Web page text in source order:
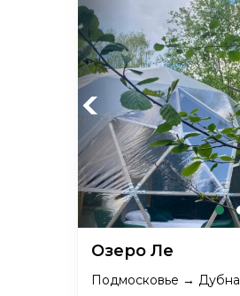
Previous
Озеро Ле
Подмосковье → Дубна